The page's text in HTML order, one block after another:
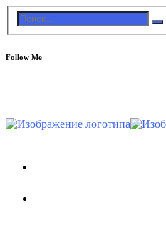
Follow Me